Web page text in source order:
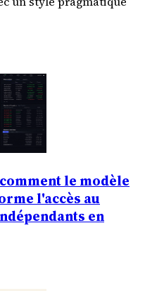
le modèle
l'accès au
en